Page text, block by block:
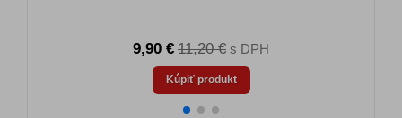
9,90 € 11,20 € s DPH
Kúpiť produkt